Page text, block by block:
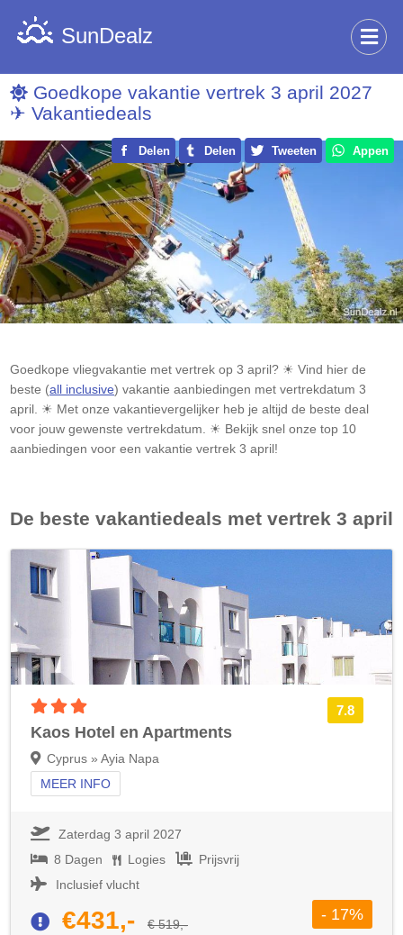
SunDealz
Goedkope vakantie vertrek 3 april 2027
✈ Vakantiedeals
Delen Delen Tweeten Appen
Goedkope vliegvakantie met vertrek op 3 april? ☀ Vind hier de
beste (all inclusive) vakantie aanbiedingen met vertrekdatum 3
april. ☀ Met onze vakantievergelijker heb je altijd de beste deal
voor jouw gewenste vertrekdatum. ☀ Bekijk snel onze top 10
aanbiedingen voor een vakantie vertrek 3 april!
De beste vakantiedeals met vertrek 3 april
7.8
Kaos Hotel en Apartments
Cyprus » Ayia Napa
MEER INFO
Zaterdag 3 april 2027
8 Dagen
Logies
Prijsvrij
Inclusief vlucht
€431,- € 519,-
- 17%